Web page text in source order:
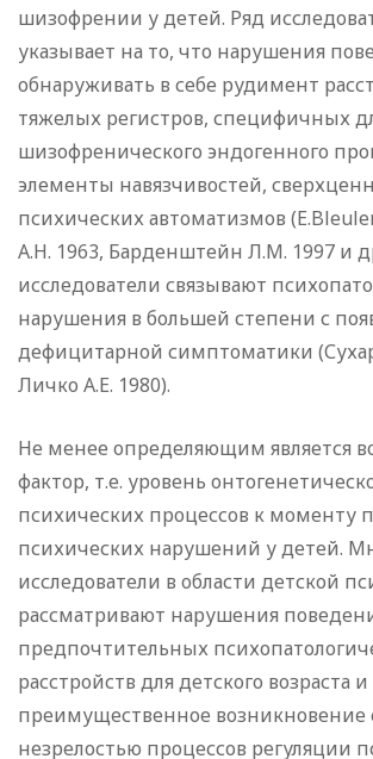
шизофрении у детей. Ряд
указывает на то, что нарушения
обнаруживать в себе рудимент
тяжелых регистров, специфичных
шизофренического эндогенного
элементы навязчивостей,
психических автоматизмов
А.Н. 1963, Барденштейн Л.М. 1997 и
исследователи связывают
нарушения в большей степени с
дефицитарной симптоматики
Личко А.Е. 1980).
Не менее определяющим является
фактор, т.е. уровень
психических процессов к моменту
психических нарушений у детей.
исследователи в области детской
рассматривают нарушения
предпочтительных
расстройств для детского возраста
преимущественное возникновение
незрелостью процессов регуляции